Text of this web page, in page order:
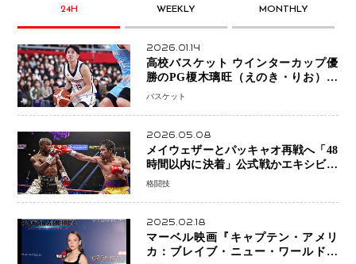
24H WEEKLY MONTHLY
2026.01.14
高校バスケット ウインターカップ優
勝のPG榎木璃旺（えのき・りお）が
プロの現場へ―。
バスケット
2026.05.08
メイウェザーとパッキャオ再戦へ「48
時間以内に決着」公式戦かエキシビシ
ョンか混迷続く
格闘技
2025.02.18
マーベル映画『キャプテン・アメリ
カ：ブレイブ・ニュー・ワールド』